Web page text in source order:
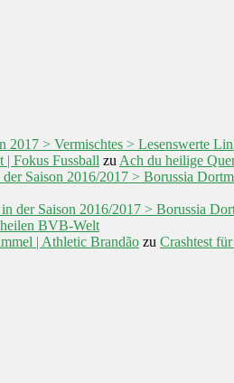
> Vermischtes > Lesenswerte
| Fokus Fussball zu Ach du heilige
Saison 2016/2017 > Borussia
der Saison 2016/2017 > Borussia
BVB-Welt
| Athletic Brandão zu Crashtest